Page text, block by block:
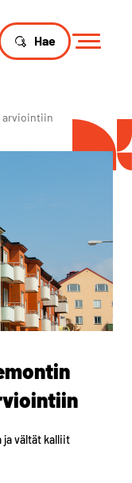
Hae
arviointiin
vältät kalliit